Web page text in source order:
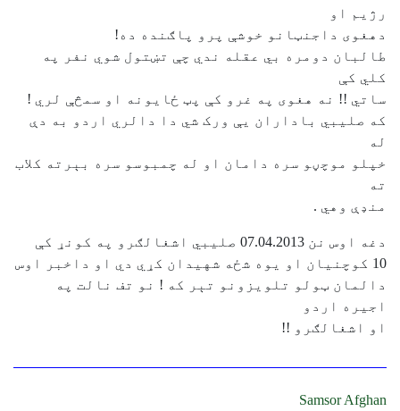
رژيم او
دهغوی داجنټانو خوشې پرو پاګنده ده!
طالبان دومره بي عقله ندي چې تښتول شوي نفر په
کلي کې
ساتي !! نه هغوی په غرو کې پټ ځايونه او سمڅې لري !
که صليبي باداران يې ورک شي دا دالري اردو به دې
له
خپلو موچڼو سره دامان او له چمبوسو سره بېرته کلاب
ته
منډې وهي .
دغه اوس نن 07.04.2013 صليبي اشغالګرو په کونړ کې
10 کوچنيان او يوه شځه شهيدان کړي دي او داخبر اوس
دالمان ټولو تلويزونو تېر که ! نو تف نالت په
اجيره اردو
او اشغالګرو !!
Samsor Afghan